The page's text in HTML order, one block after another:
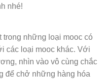
nhé!
trong những loại mooc có
các loại mooc khác. Với
nhìn vào vô cùng chắc
để chở những hàng hóa